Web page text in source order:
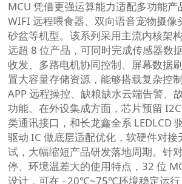
MCU 凭借更强运算能力适配多功能
WIFI 远程喂食器、双向语音宠物摄像
砂盆等机型。该系列采用主流内核架
远超 8 位产品，可同时完成传感器数
收发、多路电机协同控制、屏幕数据
置大容量存储资源，能够搭载复杂控
APP 远程操控、缺粮缺水云端告警、
功能。在外设集成方面，芯片预留 I2C
类通讯接口，和长龙鑫全系 LEDLCD
驱动 IC 做底层适配优化，软硬件对接
试，大幅缩短产品研发落地周期。针
停、环境温差大的使用特点，32 位
设计，可在 - 20℃~75℃环境稳定运行